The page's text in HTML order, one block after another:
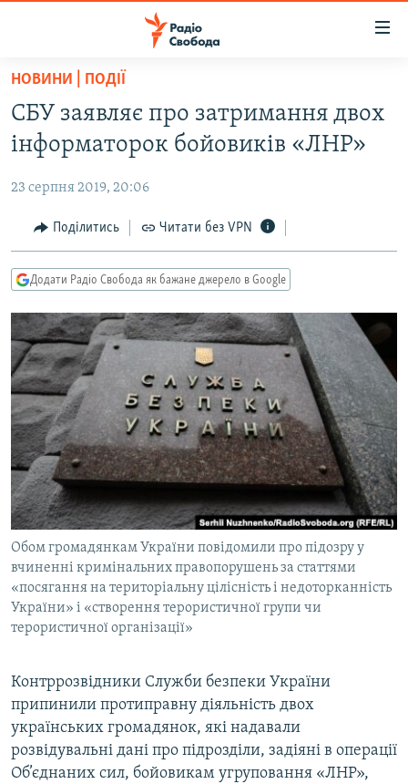
Перейти
основного
матеріалу
Перейти
до
навігації
Перейти
до
ВСЕ ЗА ДОБУ
СТАТТІ
ПОЛІТИКА
ЕКОНОМІКА
КУЛЬТУРА
СПОРТ
УКРАЇНА
СВІТ
ВІЙНА
РОСІЙСЬКА «ФІЛЬТРАЦІЯ»
КРИМ.РЕАЛІЇ
ТИ ЯК?
СХЕМИ
КИТАЙ.ВИКЛИКИ
МУЛЬТИМЕДІА
ФОТО
СПЕЦПРОЄКТИ
ПОДКАСТИ
КРИМ РЕАЛІЇ
РУС
УКР
ДОЛУЧАЙСЯ!
НОВИНИ | ПОДІЇ
СБУ заявляє про затримання двох
інформаторок бойовиків «ЛНР»
23 серпня 2019, 20:06
Поділитись Читати без VPN
Додати Радіо Свобода як бажане джерело в Google
Обом громадянкам України повідомили про підозру у
вчиненні кримінальних правопорушень за статтями
«посягання на територіальну цілісність і недоторканність
України» і «створення терористичної групи чи
терористичної організації»
Контррозвідники Служби безпеки України
припинили протиправну діяльність двох
українських громадянок, які надавали
розвідувальні дані про підрозділи, задіяні в операції
Об’єднаних сил, бойовикам угруповання «ЛНР»,